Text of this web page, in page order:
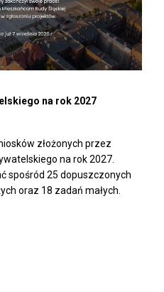
na rok 2027
złożonych przez
na rok 2027.
spośród 25 dopuszczonych
oraz 18 zadań małych.